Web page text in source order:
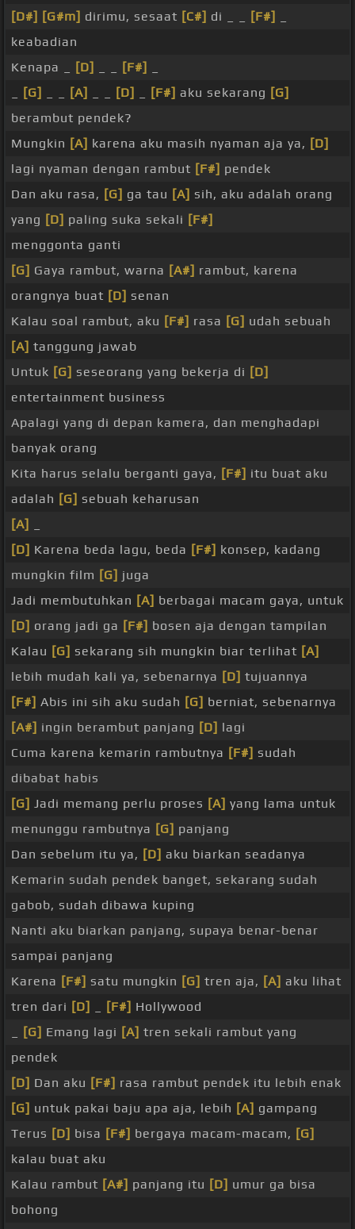
[D#] [G#m] dirimu, sesaat [C#] di _ _ [F#]
keabadian
Kenapa _
[D] [F#]
[G] [A] [D] [F#] aku sekarang [G]
berambut pendek?
Mungkin [A] karena aku masih nyaman aja ya, [D]
lagi nyaman dengan rambut [F#] pendek
Dan aku rasa, [G] ga tau [A] sih, aku adalah orang
yang [D] paling suka sekali [F#]
menggonta ganti
[G] Gaya rambut, warna [A#] rambut, karena
orangnya buat [D] senan
Kalau soal rambut, aku [F#] rasa [G] udah sebuah
[A] tanggung jawab
Untuk [G] seseorang yang bekerja di [D]
entertainment business
Apalagi yang di depan kamera, dan menghadapi
banyak orang
Kita harus selalu berganti gaya, [F#] itu buat aku
adalah [G] sebuah keharusan
[A]
[D] Karena beda lagu, beda [F#] konsep, kadang
mungkin film [G] juga
Jadi membutuhkan [A] berbagai macam gaya, untuk
[D] orang jadi ga [F#] bosen aja dengan tampilan
Kalau [G] sekarang sih mungkin biar terlihat [A]
lebih mudah kali ya, sebenarnya [D] tujuannya
[F#] Abis ini sih aku sudah [G] berniat, sebenarnya
[A#] ingin berambut panjang [D] lagi
Cuma karena kemarin rambutnya [F#] sudah
dibabat habis
[G] Jadi memang perlu proses [A] yang lama untuk
menunggu rambutnya [G] panjang
Dan sebelum itu ya, [D] aku biarkan seadanya
Kemarin sudah pendek banget, sekarang sudah
gabob, sudah dibawa kuping
Nanti aku biarkan panjang, supaya benar-benar
sampai panjang
Karena [F#] satu mungkin [G] tren aja, [A] aku lihat
tren dari [D] [F#] Hollywood
[G] Emang lagi [A] tren sekali rambut yang
pendek
[D] Dan aku [F#] rasa rambut pendek itu lebih enak
[G] untuk pakai baju apa aja, lebih [A] gampang
Terus [D] bisa [F#] bergaya macam-macam, [G]
kalau buat aku
Kalau rambut [A#] panjang itu [D] umur ga bisa
bohong